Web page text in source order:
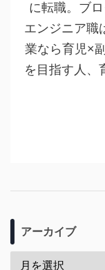
に転職。ブ
エンジニア職
業なら育児×
を目指す人、
アーカイブ